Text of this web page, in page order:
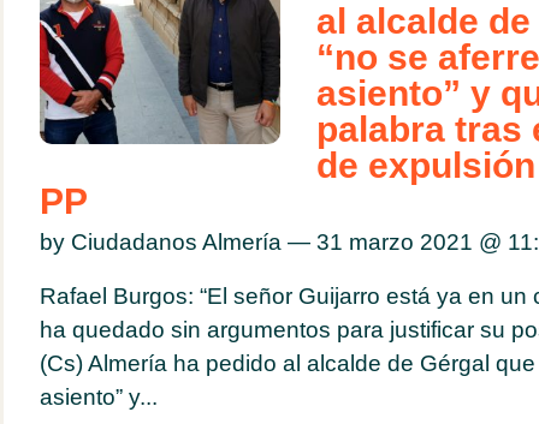
al alcalde
“no se
asiento” y
palabra tras
de
PP
by Ciudadanos Almería — 31 marzo 2021 @
Rafael Burgos: “El señor Guijarro está ya en
ha quedado sin argumentos para justificar su
(Cs) Almería ha pedido al alcalde de Gérgal
asiento” y...